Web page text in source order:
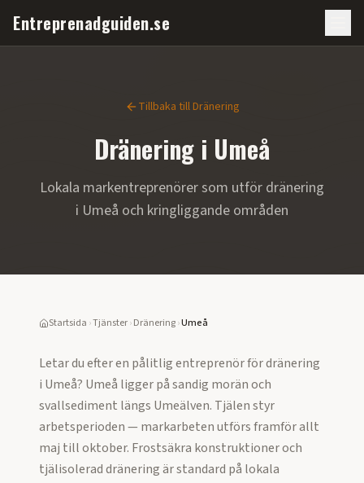
Entreprenadguiden.se
Tillbaka tillDränering
Dränering i Umeå
Lokala markentreprenörer som utför dränering
i Umeå och kringliggande områden
Startsida ›Tjänster›Dränering›Umeå
Letar du efter en pålitlig entreprenör fördränering
i Umeå? Umeå ligger på sandig morän och
svallsediment längs Umeälven. Tjälen styr
arbetsperioden — markarbeten utförs framför allt
maj till oktober. Frostsäkra konstruktioner och
tjälisolerad dränering är standard på lokala